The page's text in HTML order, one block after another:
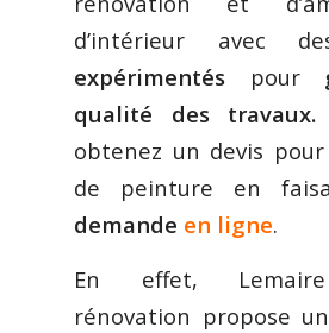
d’intérieur avec
expérimentés pour
qualité des travaux.
obtenez un devis
de peinture en
demande en ligne.
En effet,
rénovation propose